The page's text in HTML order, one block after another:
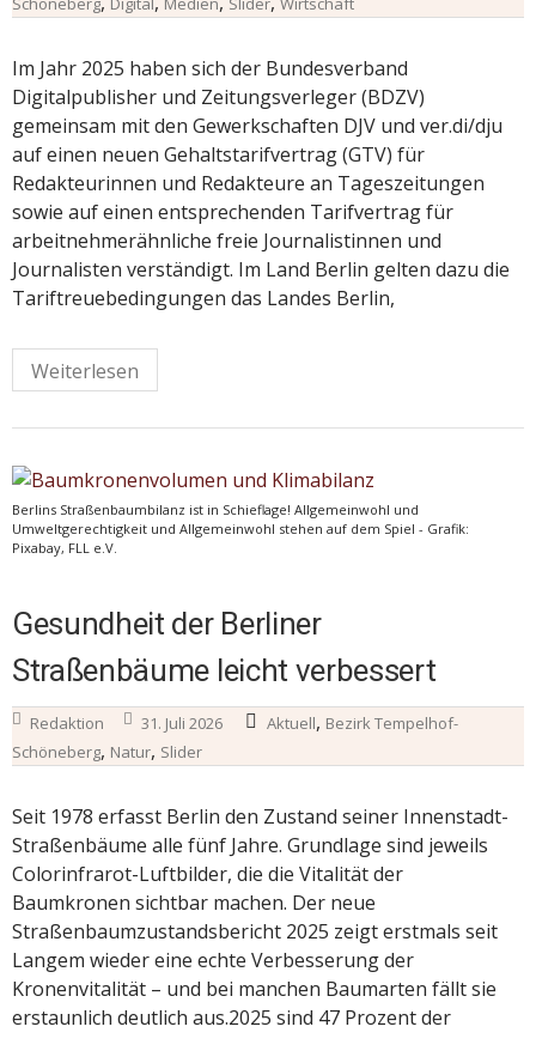
Im Jahr 2025 haben sich der Bundesverband
Digitalpublisher und Zeitungsverleger (BDZV)
gemeinsam mit den Gewerkschaften DJV und ver.di/dju
auf einen neuen Gehaltstarifvertrag (GTV) für
Redakteurinnen und Redakteure an Tageszeitungen
sowie auf einen entsprechenden Tarifvertrag für
arbeitnehmerähnliche freie Journalistinnen und
Journalisten verständigt. Im Land Berlin gelten dazu die
Tariftreuebedingungen das Landes Berlin,
Weiterlesen
Berlins Straßenbaumbilanz ist in Schieflage! Allgemeinwohl und
Umweltgerechtigkeit und Allgemeinwohl stehen auf dem Spiel - Grafik:
Pixabay, FLL e.V.
Gesundheit der Berliner
Straßenbäume leicht verbessert
Redaktion 31. Juli 2026 Aktuell, Bezirk Tempelhof-
Schöneberg, Natur, Slider
Seit 1978 erfasst Berlin den Zustand seiner Innenstadt-
Straßenbäume alle fünf Jahre. Grundlage sind jeweils
Colorinfrarot-Luftbilder, die die Vitalität der
Baumkronen sichtbar machen. Der neue
Straßenbaumzustandsbericht 2025 zeigt erstmals seit
Langem wieder eine echte Verbesserung der
Kronenvitalität – und bei manchen Baumarten fällt sie
erstaunlich deutlich aus.2025 sind 47 Prozent der